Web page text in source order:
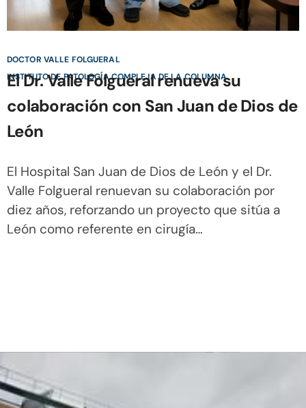
DOCTOR VALLE FOLGUERAL
INSTITUTO DE PATOLOGÍA COMPLEJA DE LA COLUMNA
El Dr. Valle Folgueral renueva su
colaboración con San Juan de Dios de
León
El Hospital San Juan de Dios de León y el Dr.
Valle Folgueral renuevan su colaboración por
diez años, reforzando un proyecto que sitúa a
León como referente en cirugía…